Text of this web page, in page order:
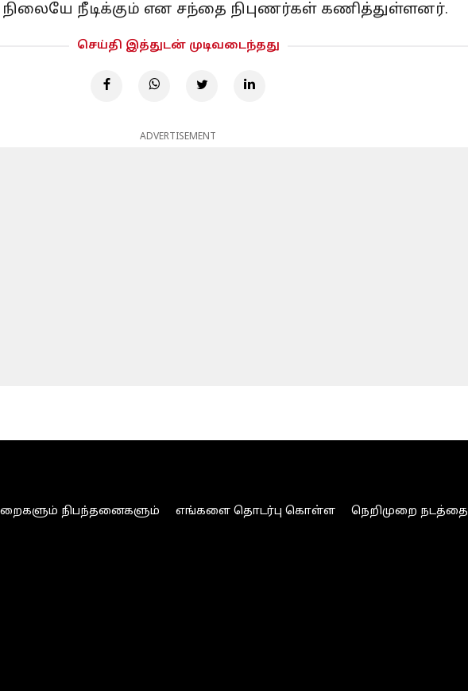
நீடிக்கும் என சந்தை நிபுணர்கள் கணித்துள்ளனர்.
செய்தி இத்துடன் முடிவடைந்தது
ADVERTISEMENT
நிபந்தனைகளும் எங்களை தொடர்பு கொள்ள நெறிமுறை நடத்தை